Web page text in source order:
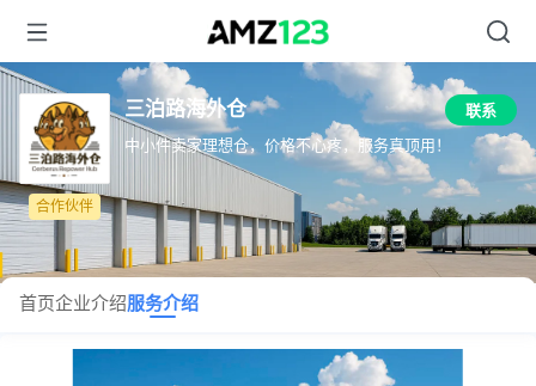
合作伙伴
三泊路海外仓
联系
中小件卖家理想仓，价格不心疼，服务真顶用！
首页企业介绍服务介绍